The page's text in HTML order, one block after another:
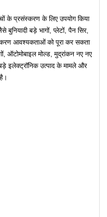
के प्रसंस्करण के लिए उपयोग किया
बड़े भागों, प्लेटों, पैन सिर,
आवश्यकताओं को पूरा कर सकता
ऑटोमोबाइल मोल्ड, मुद्रांकन नए नए
इलेक्ट्रॉनिक उत्पाद के मामले और